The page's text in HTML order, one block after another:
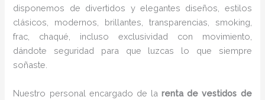
disponemos de divertidos y elegantes diseños, estilos
clásicos, modernos, brillantes, transparencias, smoking,
frac, chaqué, incluso exclusividad con movimiento,
dándote seguridad para que luzcas lo que siempre
soñaste.
Nuestro personal encargado de larenta de vestidos de